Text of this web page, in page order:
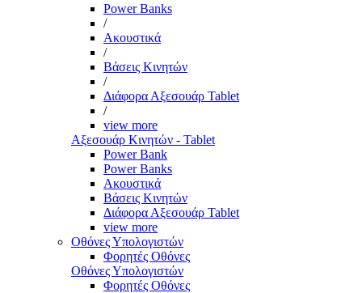
Power Banks
/
Ακουστικά
/
Βάσεις Κινητών
/
Διάφορα Αξεσουάρ Tablet
/
view more
Αξεσουάρ Κινητών - Tablet
Power Bank
Power Banks
Ακουστικά
Βάσεις Κινητών
Διάφορα Αξεσουάρ Tablet
view more
Οθόνες Υπολογιστών
Φορητές Οθόνες
Οθόνες Υπολογιστών
Φορητές Οθόνες